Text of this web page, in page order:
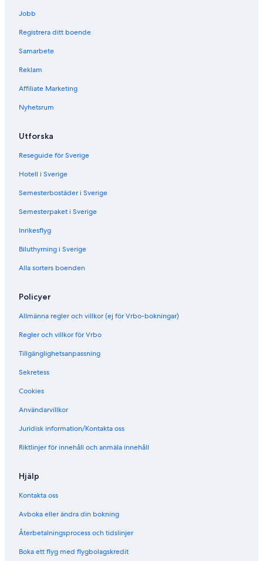
Jobb
Registrera ditt boende
Samarbete
Reklam
Affiliate Marketing
Nyhetsrum
Utforska
Reseguide för Sverige
Hotell i Sverige
Semesterbostäder i Sverige
Semesterpaket i Sverige
Inrikesflyg
Biluthyrning i Sverige
Alla sorters boenden
Policyer
Allmänna regler och villkor (ej för Vrbo-bokningar)
Regler och villkor för Vrbo
Tillgänglighetsanpassning
Sekretess
Cookies
Användarvillkor
Juridisk information/Kontakta oss
Riktlinjer för innehåll och anmäla innehåll
Hjälp
Kontakta oss
Avboka eller ändra din bokning
Återbetalningsprocess och tidslinjer
Boka ett flyg med flygbolagskredit